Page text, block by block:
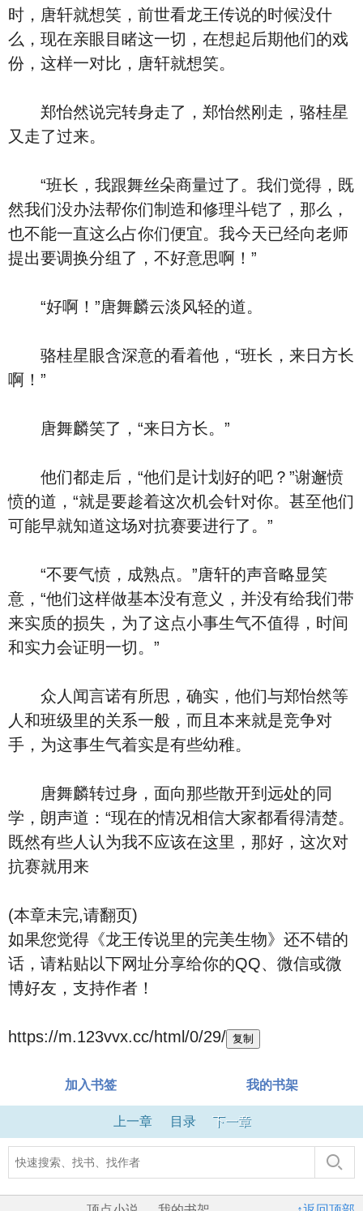
时，唐轩就想笑，前世看龙王传说的时候没什
么，现在亲眼目睹这一切，在想起后期他们的戏
份，这样一对比，唐轩就想笑。
郑怡然说完转身走了，郑怡然刚走，骆桂星
又走了过来。
“班长，我跟舞丝朵商量过了。我们觉得，既
然我们没办法帮你们制造和修理斗铠了，那么，
也不能一直这么占你们便宜。我今天已经向老师
提出要调换分组了，不好意思啊！”
“好啊！”唐舞麟云淡风轻的道。
骆桂星眼含深意的看着他，“班长，来日方长
啊！”
唐舞麟笑了，“来日方长。”
他们都走后，“他们是计划好的吧？”谢邂愤
愤的道，“就是要趁着这次机会针对你。甚至他们
可能早就知道这场对抗赛要进行了。”
“不要气愤，成熟点。”唐轩的声音略显笑
意，“他们这样做基本没有意义，并没有给我们带
来实质的损失，为了这点小事生气不值得，时间
和实力会证明一切。”
众人闻言诺有所思，确实，他们与郑怡然等
人和班级里的关系一般，而且本来就是竞争对
手，为这事生气着实是有些幼稚。
唐舞麟转过身，面向那些散开到远处的同
学，朗声道：“现在的情况相信大家都看得清楚。
既然有些人认为我不应该在这里，那好，这次对
抗赛就用来
(本章未完,请翻页)
如果您觉得《龙王传说里的完美生物》还不错的
话，请粘贴以下网址分享给你的QQ、微信或微
博好友，支持作者！
https://m.123vvx.cc/html/0/29/ 复制
加入书签 我的书架
上一章 目录 下一章